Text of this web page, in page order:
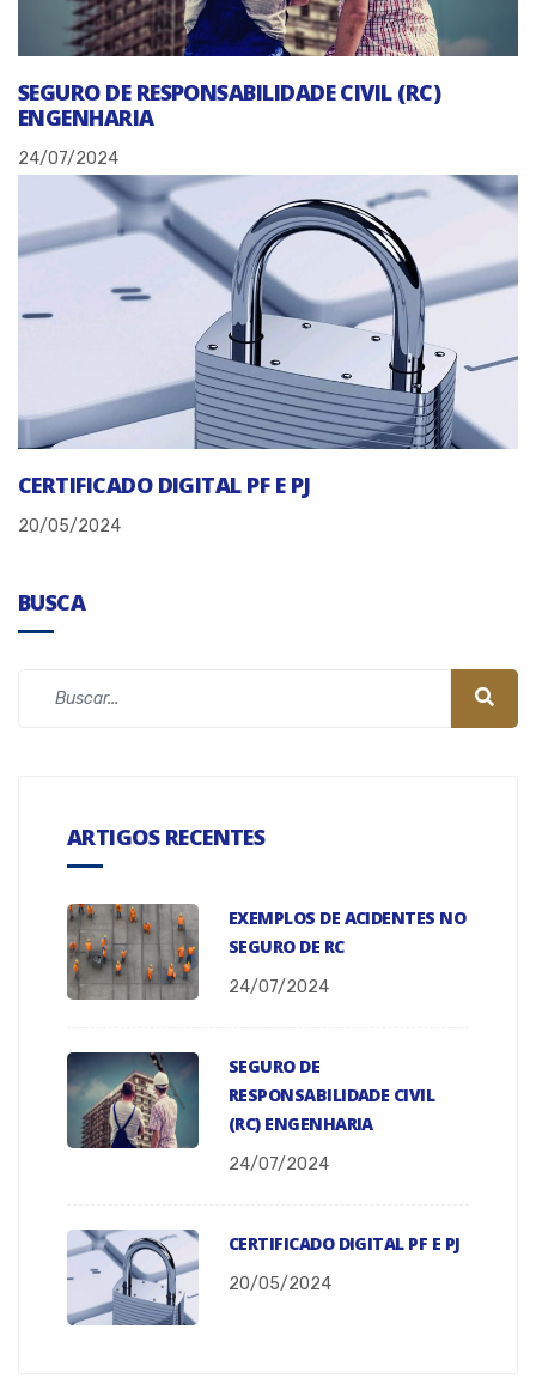
SEGURO DE RESPONSABILIDADE CIVIL (RC)
ENGENHARIA
24/07/2024
CERTIFICADO DIGITAL PF E PJ
20/05/2024
BUSCA
ARTIGOS RECENTES
EXEMPLOS DE ACIDENTES NO
SEGURO DE RC
24/07/2024
SEGURO DE
RESPONSABILIDADE CIVIL
(RC) ENGENHARIA
24/07/2024
CERTIFICADO DIGITAL PF E PJ
20/05/2024